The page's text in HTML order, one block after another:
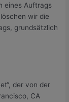
eines Auftrags
wir die
grundsätzlich
der von der
CA